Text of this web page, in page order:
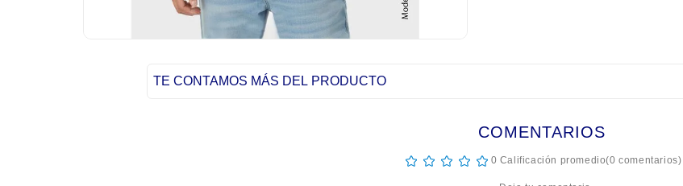
TE CONTAMOS MÁS DEL PRODUCTO
COMENTARIOS
☆ ☆ ☆ ☆ ☆ 0 Calificación promedio(0 comentarios)